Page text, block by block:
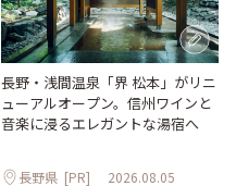
長野・浅間温泉「界 松本」がリニ
ューアルオープン。信州ワインと
音楽に浸るエレガントな湯宿へ
長野県 [PR] 2026.08.05